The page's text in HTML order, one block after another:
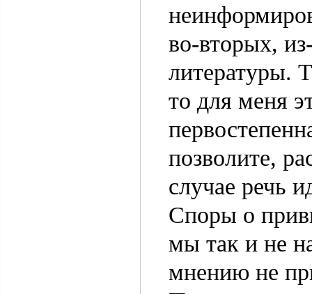
во-вторых,
литературы.
то для меня
позволите,
случае речь
Споры о
мы так и не
мнению не